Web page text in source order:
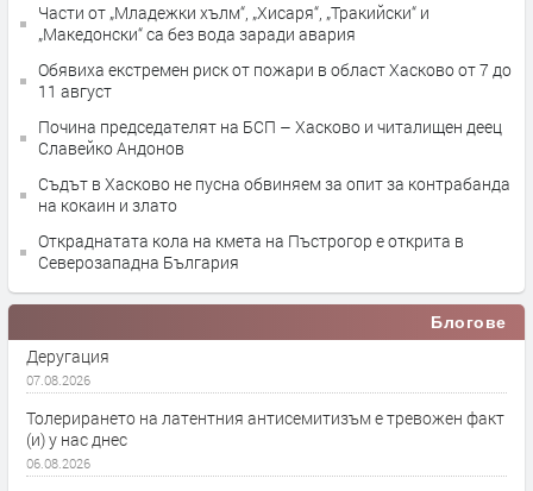
Части от „Младежки хълм“, „Хисаря“, „Тракийски“ и
„Македонски“ са без вода заради авария
Обявиха екстремен риск от пожари в област Хасково от 7 до
11 август
Почина председателят на БСП – Хасково и читалищен деец
Славейко Андонов
Съдът в Хасково не пусна обвиняем за опит за контрабанда
на кокаин и злато
Откраднатата кола на кмета на Пъстрогор е открита в
Северозападна България
Блогове
Деругация
07.08.2026
Толерирането на латентния антисемитизъм е тревожен факт
(и) у нас днес
06.08.2026